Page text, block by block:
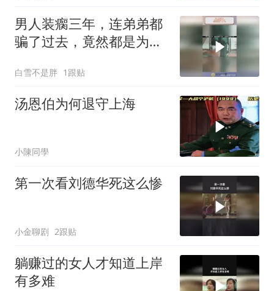
男人装瘸三年，连弟弟都
骗了过去，竟然都是为了
白雪不是胖 1跟贴
汤恩伯为何退守上海
小陳同學
第一次看刘德华死这么惨
小金聊剧 2跟贴
躺赚过的女人才知道上岸
有多难